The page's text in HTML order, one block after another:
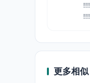
更多相似